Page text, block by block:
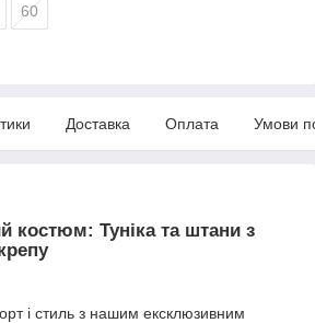
60
Доставка Оплата Умови
костюм: Туніка та штани з
і стиль з нашим ексклюзивним